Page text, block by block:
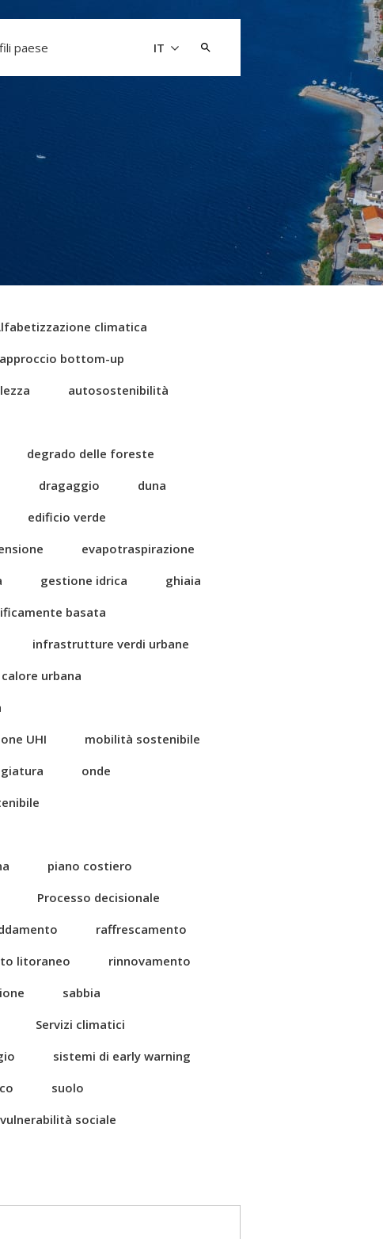
IT
paese
climatica
approccio bottom-up
autosostenibilità
degrado delle foreste
dragaggio
duna
edificio verde
evapotraspirazione
gestione idrica
ghiaia
basata
infrastrutture verdi urbane
urbana
UHI
mobilità sostenibile
onde
piano costiero
Processo decisionale
raffrescamento
litoraneo
rinnovamento
sabbia
Servizi climatici
sistemi di early warning
suolo
vulnerabilità sociale